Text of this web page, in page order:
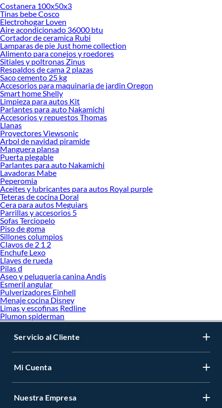
Desde remodelaciones hasta proyectos de decoración, estamos aquí para hacer
tus ideas realidad. ¡Visítanos y encuentra todo lo que tenemos para ofrecerte en
Accesorios para Ventanas!
Explora la variedad de productos de Accesorios para Ventanas en
Sodimac
Herramientas, materiales y accesorios de calidad para tus proyectos y
renovación de espacios. ¡Visítanos y descubre todo lo que tenemos para
ofrecerte!
Encuentra una amplia variedad de productos de Accesorios para Ventanas en
Sodimac. Encuentra todo lo necesario para tus proyectos de renovación y
decoración. ¡Visítanos y haz tus ideas realidad!
Costanera 100x50x3
Tinas bebe Cosco
Electrohogar Loven
Aire acondicionado 36000 btu
Cortador de ceramica Rubi
Lamparas de pie Just home collection
Alimento para conejos y roedores
Sitiales y poltronas Zinus
Respaldos de cama 2 plazas
Saco cemento 25 kg
Accesorios para maquinaria de jardin Oregon
Smart home Shelly
Limpieza para autos Kit
Parlantes para auto Nakamichi
Accesorios y repuestos Thomas
Llanas
Proyectores Viewsonic
Arbol de navidad piramide
Manguera plansa
Puerta plegable
Parlantes para auto Nakamichi
Lavadoras Mabe
Peperomia
Aceites y lubricantes para autos Royal purple
Teteras de cocina Doral
Cera para autos Meguiars
Parrillas y accesorios 5
Sofas Terciopelo
Piso de goma
Sillones columpios
Clavos de 2 1 2
Enchufe Lexo
Llaves de rueda
Pilas d
Aseo y peluqueria canina Andis
Esmeril angular
Pulverizadores Einhell
Menaje cocina Disney
Limas y escofinas Redline
Plumon spiderman
Servicio al Cliente
Mi Cuenta
Nuestra Empresa